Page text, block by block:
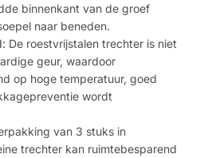
binnenkant van de groef
naar beneden.
De roestvrijstalen trechter is niet
geur, waardoor
op hoge temperatuur, goed
wordt
van 3 stuks in
trechter kan ruimtebesparend